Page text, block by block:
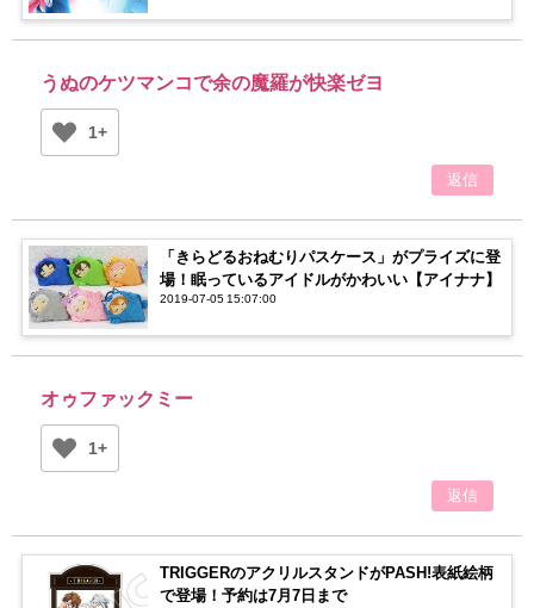
うぬのケツマンコで余の魔羅が快楽ゼヨ
1+
返信
「きらどるおねむりパスケース」がプライズに登
場！眠っているアイドルがかわいい【アイナナ】
2019-07-05 15:07:00
オゥファックミー
1+
返信
TRIGGERのアクリルスタンドがPASH!表紙絵柄
で登場！予約は7月7日まで